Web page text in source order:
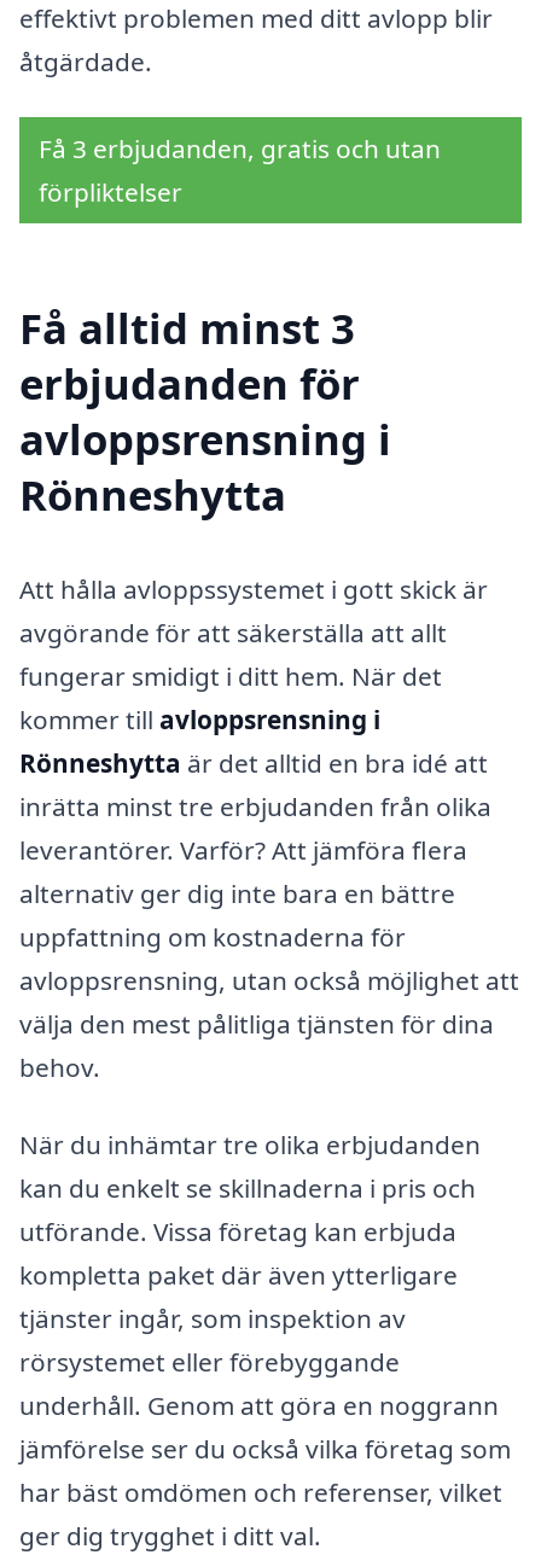
effektivt problemen med ditt avlopp blir
åtgärdade.
Få 3 erbjudanden, gratis och utan
förpliktelser
Få alltid minst 3
erbjudanden för
avloppsrensning i
Rönneshytta
Att hålla avloppssystemet i gott skick är
avgörande för att säkerställa att allt
fungerar smidigt i ditt hem. När det
kommer till avloppsrensning i
Rönneshytta är det alltid en bra idé att
inrätta minst tre erbjudanden från olika
leverantörer. Varför? Att jämföra flera
alternativ ger dig inte bara en bättre
uppfattning om kostnaderna för
avloppsrensning, utan också möjlighet att
välja den mest pålitliga tjänsten för dina
behov.
När du inhämtar tre olika erbjudanden
kan du enkelt se skillnaderna i pris och
utförande. Vissa företag kan erbjuda
kompletta paket där även ytterligare
tjänster ingår, som inspektion av
rörsystemet eller förebyggande
underhåll. Genom att göra en noggrann
jämförelse ser du också vilka företag som
har bäst omdömen och referenser, vilket
ger dig trygghet i ditt val.